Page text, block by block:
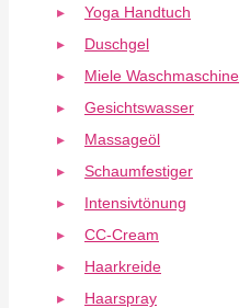
Yoga Handtuch
Duschgel
Miele Waschmaschine
Gesichtswasser
Massageöl
Schaumfestiger
Intensivtönung
CC-Cream
Haarkreide
Haarspray